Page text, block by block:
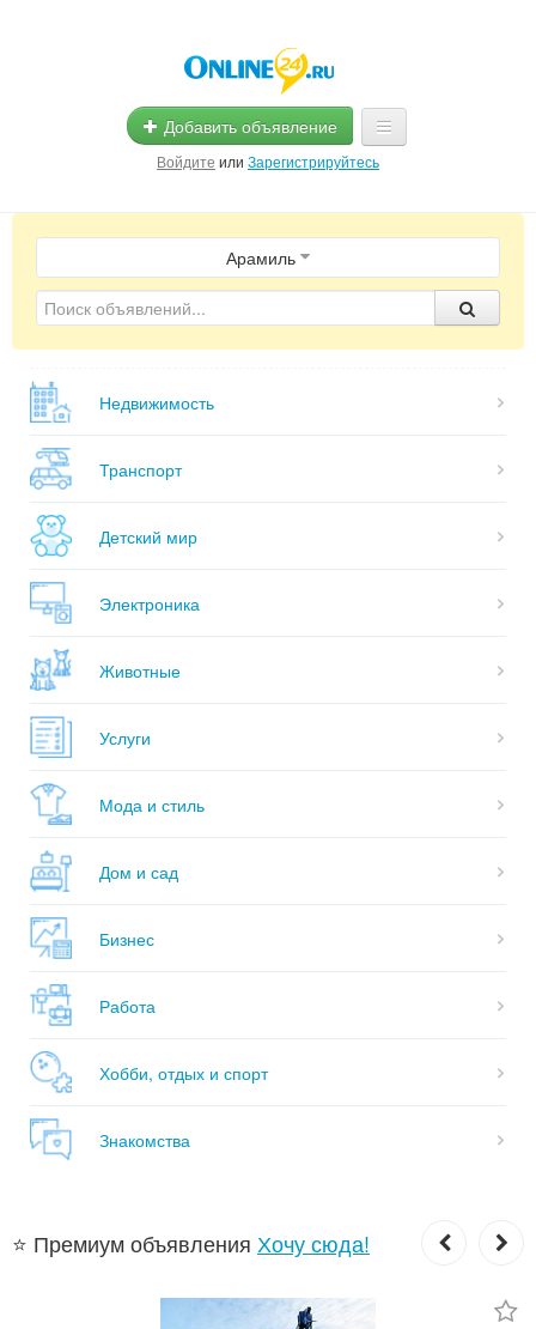
Добавить объявление
Войдите или Зарегистрируйтесь
Главная
Помощь
Арамиль
Недвижимость
Транспорт
Детский мир
Электроника
Животные
Услуги
Мода и стиль
Дом и сад
Бизнес
Работа
Хобби, отдых и спорт
Знакомства
⭐ Премиум объявления Хочу сюда!